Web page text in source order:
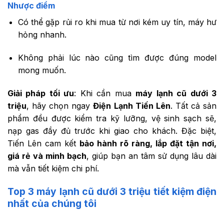
Nhược điểm
Có thể gặp rủi ro khi mua từ nơi kém uy tín, máy hư
hỏng nhanh.
Không phải lúc nào cũng tìm được đúng model
mong muốn.
Giải pháp tối ưu: Khi cần mua máy lạnh cũ dưới 3
triệu, hãy chọn ngayĐiện Lạnh Tiến Lên. Tất cả sản
phẩm đều được kiểm tra kỹ lưỡng, vệ sinh sạch sẽ,
nạp gas đầy đủ trước khi giao cho khách. Đặc biệt,
Tiến Lên cam kết bảo hành rõ ràng, lắp đặt tận nơi,
giá rẻ và minh bạch, giúp bạn an tâm sử dụng lâu dài
mà vẫn tiết kiệm chi phí.
Top 3 máy lạnh cũ dưới 3 triệu tiết kiệm điện
nhất của chúng tôi